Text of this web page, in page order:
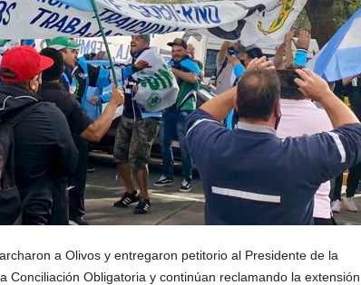
a Olivos y entregaron petitorio al Presidente de la
Conciliación Obligatoria y continúan reclamando la extensión